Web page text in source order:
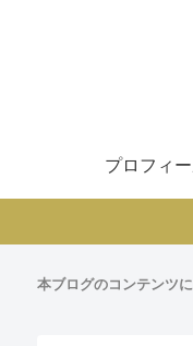
プロフィ
本ブログのコンテンツ